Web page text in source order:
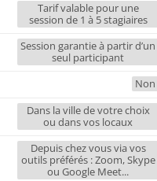
Tarif valable pour une
session de 1 à 5 stagiaires
Session garantie à partir d’un
seul participant
Non
Dans la ville de votre choix
ou dans vos locaux
Depuis chez vous via vos
outils préférés : Zoom, Skype
ou Google Meet...